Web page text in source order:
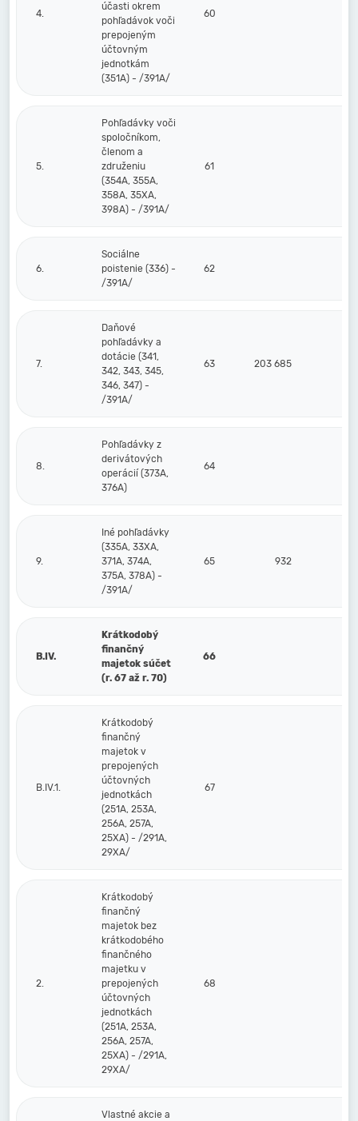
4.
účasti okrem
pohľadávok voči
prepojeným
účtovným
jednotkám
(351A) - /391A/
60
5.
Pohľadávky voči
spoločníkom,
členom a
združeniu
(354A, 355A,
358A, 35XA,
398A) - /391A/
61
6.
Sociálne
poistenie (336) -
/391A/
62
7.
Daňové
pohľadávky a
dotácie (341,
342, 343, 345,
346, 347) -
/391A/
63 203 685
8.
Pohľadávky z
derivátových
operácií (373A,
376A)
64
9.
Iné pohľadávky
(335A, 33XA,
371A, 374A,
375A, 378A) -
/391A/
65 932
B.IV.
Krátkodobý
finančný
majetok súčet
(r. 67 až r. 70)
66
B.IV.1.
Krátkodobý
finančný
majetok v
prepojených
účtovných
jednotkách
(251A, 253A,
256A, 257A,
25XA) - /291A,
29XA/
67
2.
Krátkodobý
finančný
majetok bez
krátkodobého
finančného
majetku v
prepojených
účtovných
jednotkách
(251A, 253A,
256A, 257A,
25XA) - /291A,
29XA/
68
Vlastné akcie a